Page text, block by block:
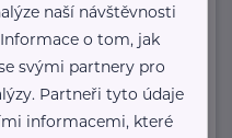
Předáváme
naší návštěvnosti
o tom, jak
svými partnery pro
Partneři tyto údaje
informacemi, které